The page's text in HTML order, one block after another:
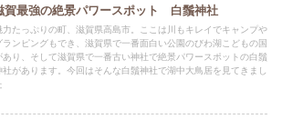
賀最強の絶景パワースポット 白鬚神社
力たっぷりの町、滋賀県高島市。ここは川もキレイでキャンプや
ランピングもでき、滋賀県で一番面白い公園のびわ湖こどもの国
あり、そして滋賀県で一番古い神社で絶景パワースポットの白鬚
社があります。今回はそんな白鬚神社で湖中大鳥居を見てきまし